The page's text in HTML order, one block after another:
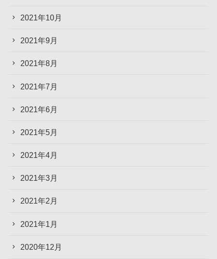
2021年10月
2021年9月
2021年8月
2021年7月
2021年6月
2021年5月
2021年4月
2021年3月
2021年2月
2021年1月
2020年12月